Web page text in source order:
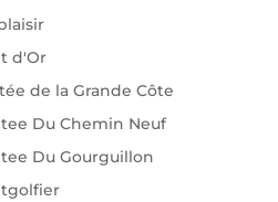
d'Or
de la Grande Côte
Du Chemin Neuf
Du Gourguillon